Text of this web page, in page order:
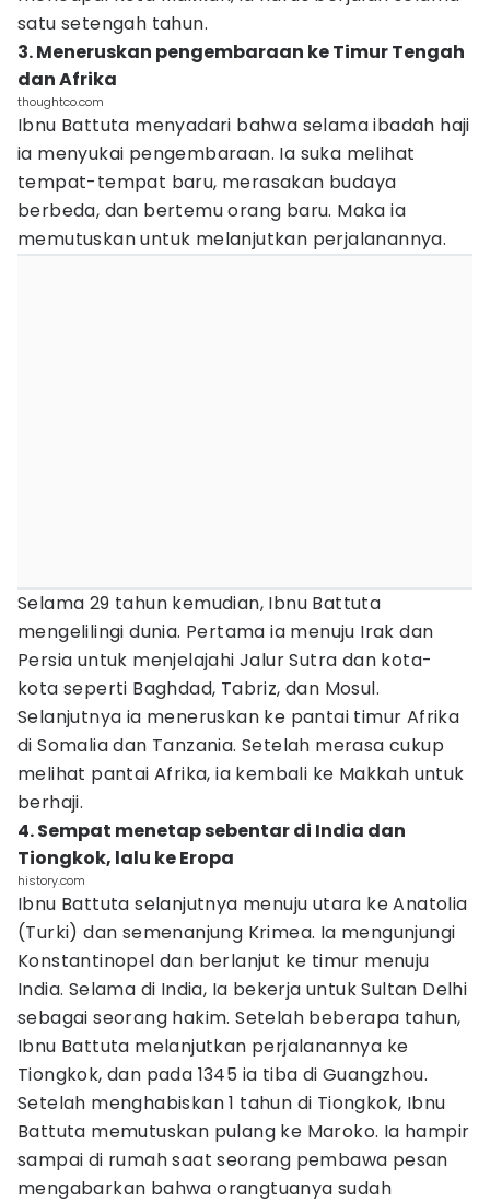
satu setengah tahun.
3. Meneruskan pengembaraan ke Timur Tengah
dan Afrika
thoughtco.com
Ibnu Battuta menyadari bahwa selama ibadah haji
ia menyukai pengembaraan. Ia suka melihat
tempat-tempat baru, merasakan budaya
berbeda, dan bertemu orang baru. Maka ia
memutuskan untuk melanjutkan perjalanannya.
Selama 29 tahun kemudian, Ibnu Battuta
mengelilingi dunia. Pertama ia menuju Irak dan
Persia untuk menjelajahi Jalur Sutra dan kota-
kota seperti Baghdad, Tabriz, dan Mosul.
Selanjutnya ia meneruskan ke pantai timur Afrika
di Somalia dan Tanzania. Setelah merasa cukup
melihat pantai Afrika, ia kembali ke Makkah untuk
berhaji.
4. Sempat menetap sebentar di India dan
Tiongkok, lalu ke Eropa
history.com
Ibnu Battuta selanjutnya menuju utara ke Anatolia
(Turki) dan semenanjung Krimea. Ia mengunjungi
Konstantinopel dan berlanjut ke timur menuju
India. Selama di India, Ia bekerja untuk Sultan Delhi
sebagai seorang hakim. Setelah beberapa tahun,
Ibnu Battuta melanjutkan perjalanannya ke
Tiongkok, dan pada 1345 ia tiba di Guangzhou.
Setelah menghabiskan 1 tahun di Tiongkok, Ibnu
Battuta memutuskan pulang ke Maroko. Ia hampir
sampai di rumah saat seorang pembawa pesan
mengabarkan bahwa orangtuanya sudah